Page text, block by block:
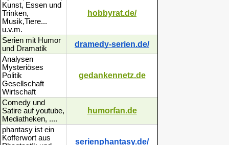
Kunst, Essen und
Trinken,
Musik,Tiere...
u.v.m.
hobbyrat.de/
Serien mit Humor
und Dramatik
dramedy-serien.de/
Analysen
Mysteriöses
Politik
Gesellschaft
Wirtschaft
gedankennetz.de
Comedy und
Satire auf youtube,
Mediatheken, ....
humorfan.de
phantasy ist ein
Kofferwort aus
serienphantasy.de/